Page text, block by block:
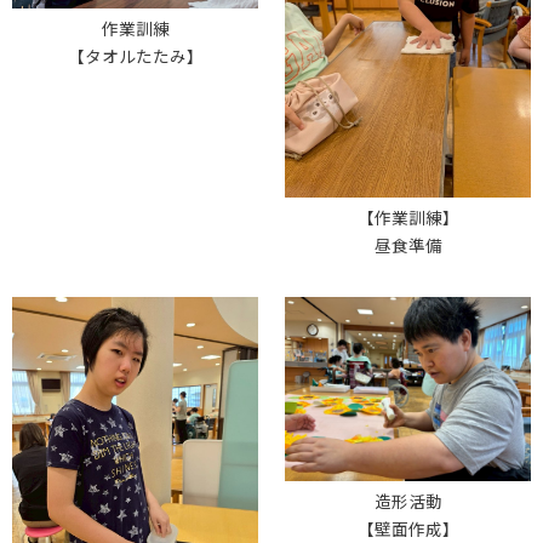
作業訓練
【タオルたたみ】
【作業訓練】
昼食準備
造形活動
【壁面作成】